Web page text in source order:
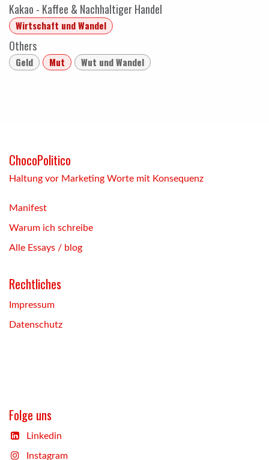
Kakao - Kaffee & Nachhaltiger Handel
Wirtschaft und Wandel
Others
Geld Mut Wut und Wandel
ChocoPolitico
Haltung vor Marketing Worte mit Konsequenz
Manifest
Warum ich schreibe
Alle Essays / blog
Rechtliches
Impressum
Datenschutz
Folge uns
Linkedin
Instagram